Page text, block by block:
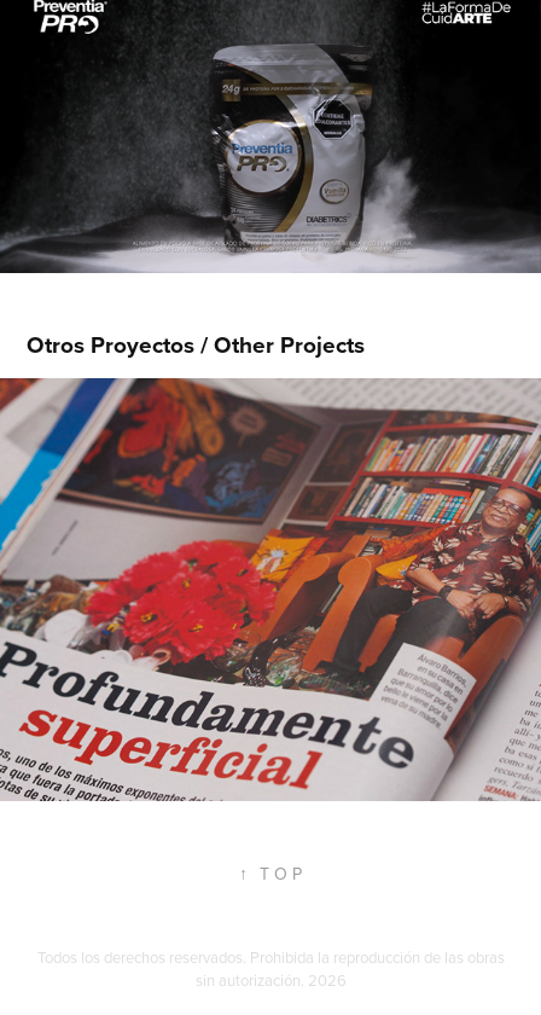
Otros Proyectos / Other Projects
Revista Semana: Barranquilla, Ciudad
Futuro
2017
↑ T O P
Todos los derechos reservados. Prohibida la reproducción de las obras
sin autorización. 2026